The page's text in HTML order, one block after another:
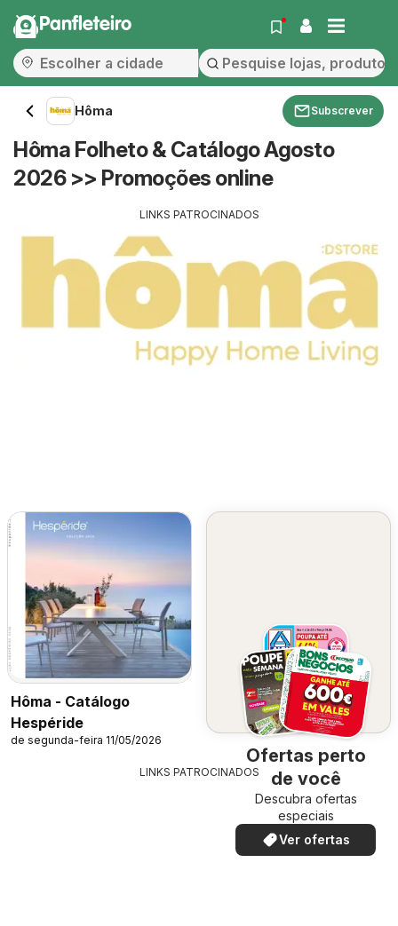
Panfleteiro
Hôma Subscrever
Hôma Folheto & Catálogo Agosto
2026 >> Promoções online
LINKS PATROCINADOS
Hôma - Catálogo
Hespéride
de segunda-feira 11/05/2026
Ofertas perto
de você
Descubra ofertas
especiais
Ver ofertas
LINKS PATROCINADOS